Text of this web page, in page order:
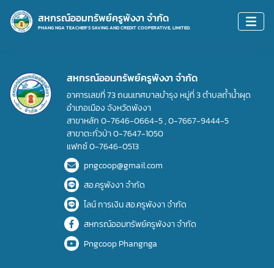
สหกรณ์ออมทรัพย์ครูพังงา จำกัด
PHANG NGA TEACHER'S SAVING AND CREDIT COOPERATIVE, LIMITED.
สหกรณ์ออมทรัพย์ครูพังงา จำกัด
อาคารเลขที่ 73 ถนนเทศบาลบำรุง หมู่ที่ 3 ตำบลถ้ำน้ำผุด
อำเภอเมือง จังหวัดพังงา
สาขาหลัก0-7646-0664-5,0-7667-9444-5
สาขาตะกั่วป่า0-7647-1050
แฟกซ์0-7646-0513
pngcoop@gmail.com
สอ.ครูพังงา จำกัด
ไลน์ การเงิน สอ.ครูพังงา จำกัด
สหกรณ์ออมทรัพย์ครูพังงา จำกัด
Pngcoop Phangnga